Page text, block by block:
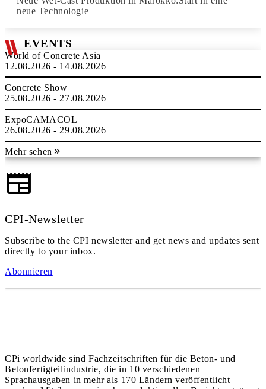
neue Technologie
EVENTS
World of Concrete Asia
12.08.2026 - 14.08.2026
Concrete Show
25.08.2026 - 27.08.2026
ExpoCAMACOL
26.08.2026 - 29.08.2026
Mehr sehen
CPI-Newsletter
Subscribe to the CPI newsletter and get news and updates sent
directly to your inbox.
Abonnieren
CPi worldwide sind Fachzeitschriften für die Beton- und
Betonfertigteilindustrie, die in 10 verschiedenen
Sprachausgaben in mehr als 170 Ländern veröffentlicht